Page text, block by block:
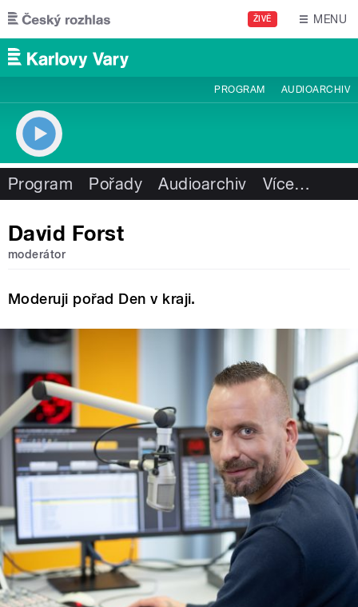
Přejít k hlavnímu obsahu
ŽIVĚ MENU
PROGRAM AUDIOARCHIV
Program Pořady Audioarchiv Více…
David Forst
moderátor
Moderuji pořad Den v kraji.